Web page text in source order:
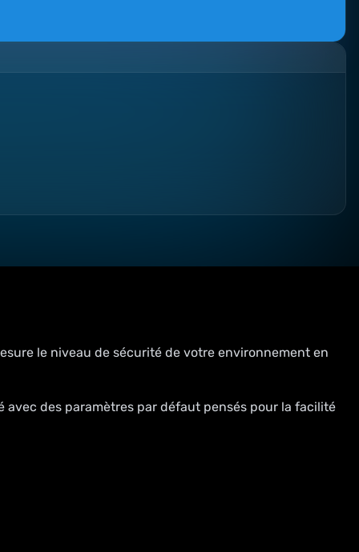
le niveau de sécurité de votre environnement en
avec des paramètres par défaut pensés pour la facilité